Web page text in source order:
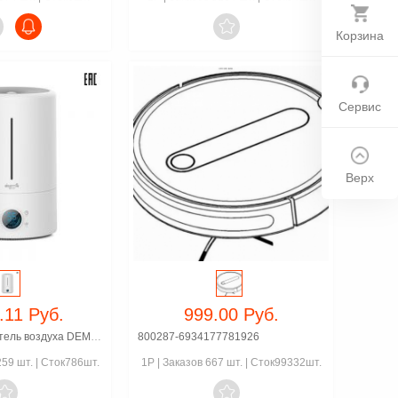
Корзина
Сервис
Верх

Руб.
DeermaУвлажнитель воздуха DEM-F628S Deerma F628 / F628S UV увлажнитель воздуха
шт.| Сток786шт.
999.00 Руб.
800287-6934177781926
1P| Заказов 667 шт.| Сток99332шт.
